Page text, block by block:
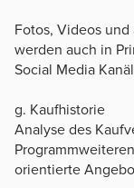
Fotos, Videos
werden auch in
Social Media
g. Kaufhistorie
Analyse des
orientierte